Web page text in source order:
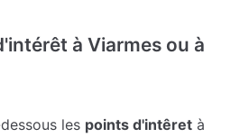
à Viarmes ou à
les points d'intêret à